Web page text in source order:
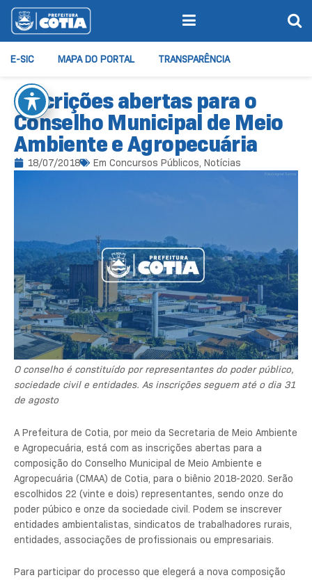
E-SIC MAPA DO PORTAL TRANSPARÊNCIA
Inscrições abertas para o
Conselho Municipal de Meio
Ambiente e Agropecuária
18/07/2018 Em Concursos Públicos, Notícias
O conselho é constituído por representantes do poder público,
sociedade civil e entidades. As inscrições seguem até o dia 31
de agosto
A Prefeitura de Cotia, por meio da Secretaria de Meio Ambiente
e Agropecuária, está com as inscrições abertas para a
composição do Conselho Municipal de Meio Ambiente e
Agropecuária (CMAA) de Cotia, para o biênio 2018-2020. Serão
escolhidos 22 (vinte e dois) representantes, sendo onze do
poder púbico e onze da sociedade civil. Podem se inscrever
entidades ambientalistas, sindicatos de trabalhadores rurais,
entidades, associações de profissionais ou empresariais.
Para participar do processo que elegerá a nova composição